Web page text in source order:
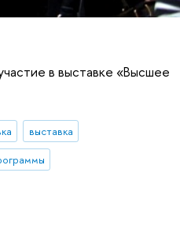
в выставке «Высшее
выставка